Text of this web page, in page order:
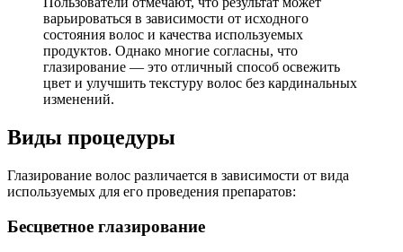
варьироваться в зависимости от исходного
состояния волос и качества используемых
продуктов. Однако многие согласны, что
глазирование — это отличный способ освежить
цвет и улучшить текстуру волос без кардинальных
изменений.
Виды процедуры
Глазирование волос различается в зависимости от вида
используемых для его проведения препаратов:
Бесцветное глазирование